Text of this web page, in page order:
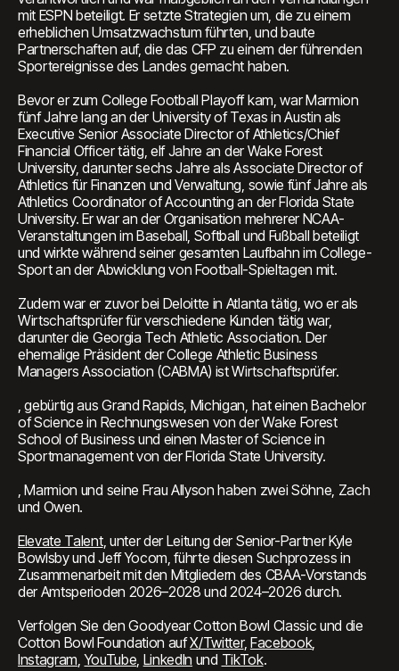
mit ESPN beteiligt. Er setzte Strategien um, die zu einem
erheblichen Umsatzwachstum führten, und baute
Partnerschaften auf, die das CFP zu einem der führenden
Sportereignisse des Landes gemacht haben.
Bevor er zum College Football Playoff kam, war Marmion
fünf Jahre lang an der University of Texas in Austin als
Executive Senior Associate Director of Athletics/Chief
Financial Officer tätig, elf Jahre an der Wake Forest
University, darunter sechs Jahre als Associate Director of
Athletics für Finanzen und Verwaltung, sowie fünf Jahre als
Athletics Coordinator of Accounting an der Florida State
University. Er war an der Organisation mehrerer NCAA-
Veranstaltungen im Baseball, Softball und Fußball beteiligt
und wirkte während seiner gesamten Laufbahn im College-
Sport an der Abwicklung von Football-Spieltagen mit.
Zudem war er zuvor bei Deloitte in Atlanta tätig, wo er als
Wirtschaftsprüfer für verschiedene Kunden tätig war,
darunter die Georgia Tech Athletic Association. Der
ehemalige Präsident der College Athletic Business
Managers Association (CABMA) ist Wirtschaftsprüfer.
, gebürtig aus Grand Rapids, Michigan, hat einen Bachelor
of Science in Rechnungswesen von der Wake Forest
School of Business und einen Master of Science in
Sportmanagement von der Florida State University.
, Marmion und seine Frau Allyson haben zwei Söhne, Zach
und Owen.
Elevate Talent, unter der Leitung der Senior-Partner Kyle
Bowlsby und Jeff Yocom, führte diesen Suchprozess in
Zusammenarbeit mit den Mitgliedern des CBAA-Vorstands
der Amtsperioden 2026–2028 und 2024–2026 durch.
Verfolgen Sie den Goodyear Cotton Bowl Classic und die
Cotton Bowl Foundation aufX/Twitter, Facebook,
Instagram,YouTube, LinkedIn und TikTok.